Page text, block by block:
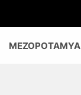
MEZOPOTAMYA